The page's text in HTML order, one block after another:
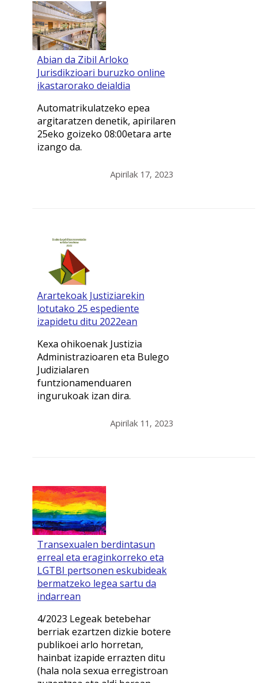
Abian da Zibil Arloko
Jurisdikzioari buruzko online
ikastarorako deialdia
Automatrikulatzeko epea
argitaratzen denetik, apirilaren
25eko goizeko 08:00etara arte
izango da.
Apirilak 17, 2023
Arartekoak Justiziarekin
lotutako 25 espediente
izapidetu ditu 2022ean
Kexa ohikoenak Justizia
Administrazioaren eta Bulego
Judizialaren
funtzionamenduaren
ingurukoak izan dira.
Apirilak 11, 2023
Transexualen berdintasun
erreal eta eraginkorreko eta
LGTBI pertsonen eskubideak
bermatzeko legea sartu da
indarrean
4/2023 Legeak betebehar
berriak ezartzen dizkie botere
publikoei arlo horretan,
hainbat izapide errazten ditu
(hala nola sexua erregistroan